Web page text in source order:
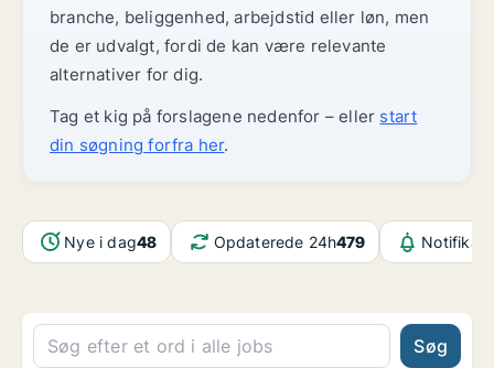
branche, beliggenhed, arbejdstid eller løn, men
de er udvalgt, fordi de kan være relevante
alternativer for dig.
Tag et kig på forslagene nedenfor – eller start
din søgning forfra her.
Nye i dag48 Opdaterede 24h479
Søg